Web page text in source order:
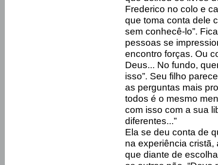
Frederico no colo e
que toma conta dele
sem conhecê-lo”.
pessoas se
encontro forças. Ou
Deus... No fundo,
isso”. Seu filho
as perguntas mais
todos é o mesmo
com isso com a sua
diferentes...”
Ela se deu conta de
na experiência
que diante de